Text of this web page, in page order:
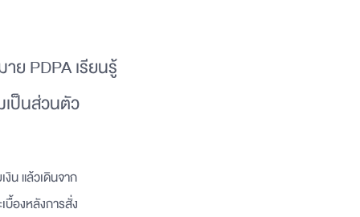
ย PDPA เรียนรู้
เป็นส่วนตัว
น แล้วเดินจาก
บื้องหลังการสั่ง